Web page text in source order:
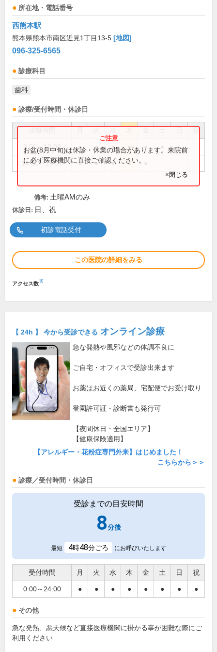
所在地・電話番号
西熊本駅
熊本県熊本市南区近見1丁目13-5 [地図]
096-325-6565
診療科目
歯科
診療/受付時間・休診日
祝
9:00～13:00 ● ● ● ● ●
14:30～19:00 ● ● ● ●
お盆(8月中旬)は休診・休業の場合があります。来院前
に必ず医療機関に直接ご確認ください。
×閉じる
備考: 土曜AMのみ
休診日: 日、祝
初診電話受付
この医院の詳細をみる
アクセス数※
【 24h 】 今から受診できる オンライン診療
急な発熱や風邪などの体調不良に
ご自宅・オフィスで受診出来ます
お薬はお近くの薬局、宅配便でお受け取り
登園許可証・診断書も発行可
【夜間休日・全国エリア】
【健康保険適用】
【アレルギー・花粉症専門外来】はじめました！
こちらから＞＞
診療／受付時間・休診日
受診までの目安時間
8分後
最短 4時48分ごろ にお呼びいたします
受付時間 月 火 水 木 金 土 日 祝
0:00～24:00 ● ● ● ● ● ● ● ●
その他
急な発熱、悪天候など直接医療機関に掛かる事が困難な際にご
利用ください